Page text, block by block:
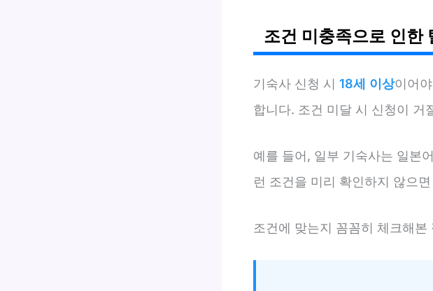
조건 미충족으로 인한
기숙사 신청 시 18세 이상이어
합니다. 조건 미달 시 신청이
예를 들어, 일부 기숙사는 일본
런 조건을 미리 확인하지 않으
조건에 맞는지 꼼꼼히 체크해본